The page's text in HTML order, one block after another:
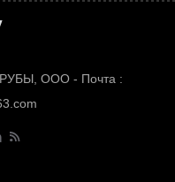
ООО - Почта :